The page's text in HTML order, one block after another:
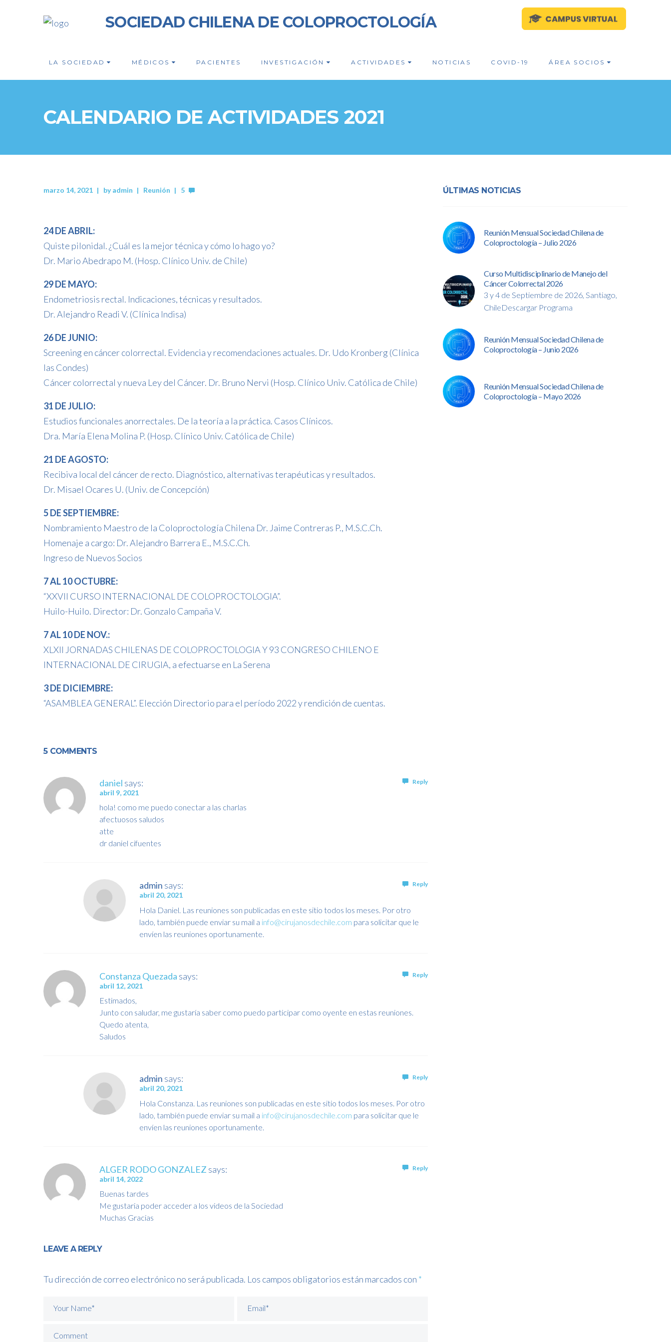
SOCIEDAD CHILENA DE COLOPROCTOLOGÍA
LA SOCIEDAD MÉDICOS PACIENTES INVESTIGACIÓN ACTIVIDADES NOTICIAS COVID-19 ÁREA SOCIOS
CALENDARIO DE ACTIVIDADES 2021
marzo 14, 2021 byadmin Reunión 5
24 DE ABRIL:
Quiste pilonidal. ¿Cuál es la mejor técnica y cómo lo hago yo?
Dr. Mario Abedrapo M. (Hosp. Clínico Univ. de Chile)
29 DE MAYO:
Endometriosis rectal. Indicaciones, técnicas y resultados.
Dr. Alejandro Readi V. (Clínica Indisa)
26 DE JUNIO:
Screening en cáncer colorrectal. Evidencia y recomendaciones actuales. Dr. Udo Kronberg (Clínica
las Condes)
Cáncer colorrectal y nueva Ley del Cáncer. Dr. Bruno Nervi (Hosp. Clínico Univ. Católica de Chile)
31 DE JULIO:
Estudios funcionales anorrectales. De la teoría a la práctica. Casos Clínicos.
Dra. María Elena Molina P. (Hosp. Clínico Univ. Católica de Chile)
21 DE AGOSTO:
Recibiva local del cáncer de recto. Diagnóstico, alternativas terapéuticas y resultados.
Dr. Misael Ocares U. (Univ. de Concepcíón)
5 DE SEPTIEMBRE:
Nombramiento Maestro de la Coloproctología Chilena Dr. Jaime Contreras P., M.S.C.Ch.
Homenaje a cargo: Dr. Alejandro Barrera E., M.S.C.Ch.
Ingreso de Nuevos Socios
7 AL 10 OCTUBRE:
“XXVII CURSO INTERNACIONAL DE COLOPROCTOLOGIA”.
Huilo-Huilo. Director: Dr. Gonzalo Campaña V.
7 AL 10 DE NOV.:
XLXII JORNADAS CHILENAS DE COLOPROCTOLOGIA Y 93 CONGRESO CHILENO E
INTERNACIONAL DE CIRUGIA, a efectuarse en La Serena
3 DE DICIEMBRE:
“ASAMBLEA GENERAL”. Elección Directorio para el período 2022 y rendición de cuentas.
5 COMMENTS
daniel says:
abril 9, 2021
hola! como me puedo conectar a las charlas
afectuosos saludos
atte
dr daniel cifuentes
Reply
admin says:
abril 20, 2021
Hola Daniel. Las reuniones son publicadas en este sitio todos los meses. Por otro
lado, también puede enviar su mail a info@cirujanosdechile.com para solicitar que le
envíen las reuniones oportunamente.
Reply
Constanza Quezada says:
abril 12, 2021
Estimados,
Junto con saludar, me gustaría saber como puedo participar como oyente en estas reuniones.
Quedo atenta,
Saludos
Reply
admin says:
abril 20, 2021
Hola Constanza. Las reuniones son publicadas en este sitio todos los meses. Por otro
lado, también puede enviar su mail a info@cirujanosdechile.com para solicitar que le
envíen las reuniones oportunamente.
Reply
ALGER RODO GONZALEZ says:
abril 14, 2022
Buenas tardes
Me gustaria poder acceder a los videos de la Sociedad
Muchas Gracias
Reply
LEAVE A REPLY
Tu dirección de correo electrónico no será publicada. Los campos obligatorios están marcados con *
Your Name* Email*
Comment
ÚLTIMAS NOTICIAS
Reunión Mensual Sociedad Chilena de
Coloproctología – Julio 2026
Curso Multidisciplinario de Manejo del
Cáncer Colorrectal 2026
3 y 4 de Septiembre de 2026, Santiago,
ChileDescargar Programa
Reunión Mensual Sociedad Chilena de
Coloproctología – Junio 2026
Reunión Mensual Sociedad Chilena de
Coloproctología – Mayo 2026